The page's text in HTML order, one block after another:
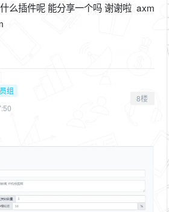
么插件呢 能分享一个吗 谢谢啦 axm
组
8楼